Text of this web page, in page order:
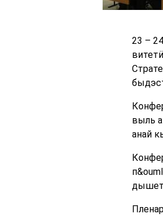
23 –
выль
анай